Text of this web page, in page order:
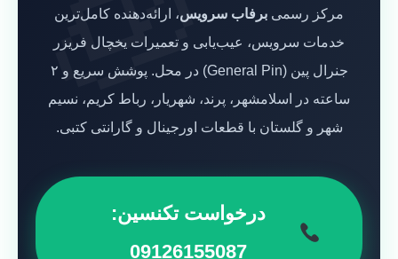
مرکز رسمی برفاب سرویس، ارائه‌دهنده کامل‌ترین
خدمات سرویس، عیب‌یابی و تعمیرات یخچال فریزر
جنرال پین (General Pin) در محل. پوشش سریع و ۲
ساعته در اسلامشهر، پرند، شهریار، رباط کریم، نسیم
شهر و گلستان با قطعات اورجینال و گارانتی کتبی.
درخواست تکنسین:
09126155087